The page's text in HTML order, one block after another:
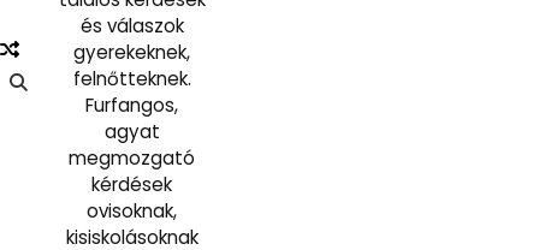
és válaszok
gyerekeknek,
felnőtteknek.
Furfangos,
agyat
megmozgató
kérdések
ovisoknak,
kisiskolásoknak